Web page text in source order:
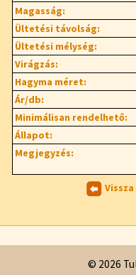
Magasság:
Ültetési távolság:
Ültetési mélység:
Virágzás:
Hagyma méret:
Ár/db:
Minimálisan rendelhető:
Állapot:
Megjegyzés:
© 2026